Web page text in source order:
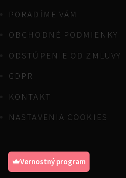
PORADÍME VÁM
OBCHODNÉ PODMIENKY
ODSTÚPENIE OD ZMLUVY
GDPR
KONTAKT
NASTAVENIA COOKIES
Vernostný program